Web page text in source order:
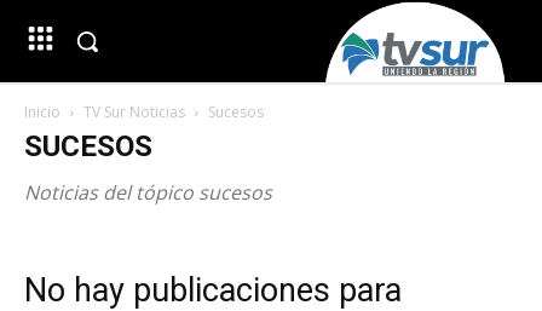
Inicio TV Sur Noticias Sucesos
SUCESOS
Noticias del tópico sucesos
No hay publicaciones para